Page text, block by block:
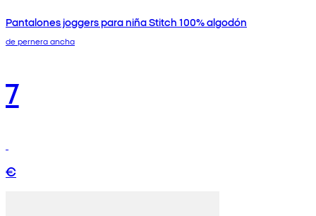
Pantalones joggers para niña Stitch 100% algodón
de pernera ancha
7
€